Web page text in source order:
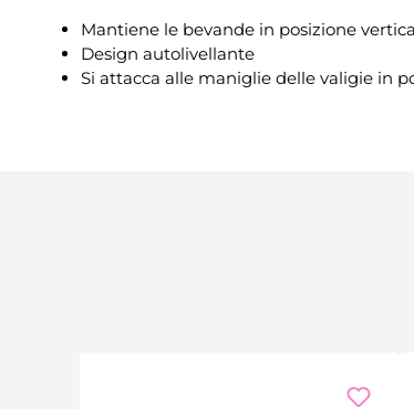
Mantiene le bevande in posizione
Design autolivellante
Si attacca alle maniglie delle valigie in